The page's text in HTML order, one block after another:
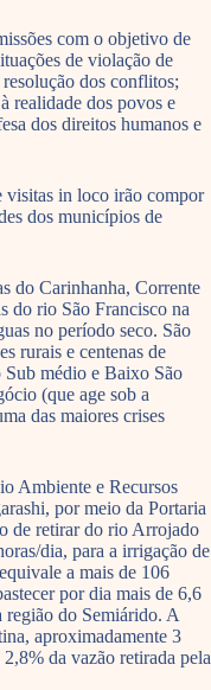
com o objetivo de
de violação de
dos conflitos;
realidade dos povos e
dos direitos humanos e
visitas in loco irão compor
dos municípios de
do Carinhanha, Corrente
do rio São Francisco na
no período seco. São
rurais e centenas de
Sub médio e Baixo São
(que age sob a
das maiores crises
Ambiente e Recursos
por meio da Portaria
de retirar do rio Arrojado
dia, para a irrigação de
a mais de 106
por dia mais de 6,6
região do Semiárido. A
aproximadamente 3
da vazão retirada pela